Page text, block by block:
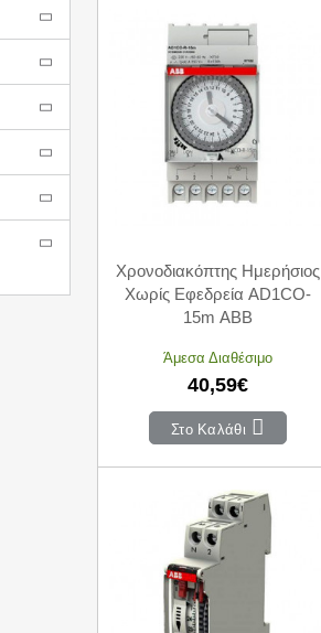
Χρονοδιακόπτης Ημερήσιος
Χωρίς Εφεδρεία AD1CO-
15m ABB
Άμεσα Διαθέσιμο
40,59€
Στο Καλάθι